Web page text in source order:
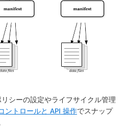
シーの設定やライフサイクル管理
ントロールと API 操作でスナップ